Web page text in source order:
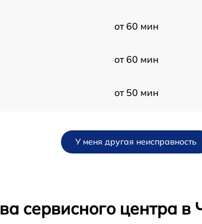
от 60 мин
от 60 мин
от 50 мин
У меня другая неисправность
сервисного центра в